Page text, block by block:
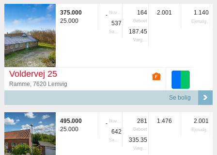
375.000
25.000
- Nuvær.
537
Samlet
164
Beboet
187.45
Vægtet
2.001 1.140
Ejerudg.
Voldervej 25
Ramme, 7620 Lemvig
Se bolig
495.000
25.000
- Nuvær.
642
Samlet
281
Beboet
335.35
Vægtet
1.476 2.001
Ejerudg.